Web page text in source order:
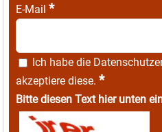
E-Mail *
Ich habe die
akzeptiere diese. *
Bitte diesen Text hier unten